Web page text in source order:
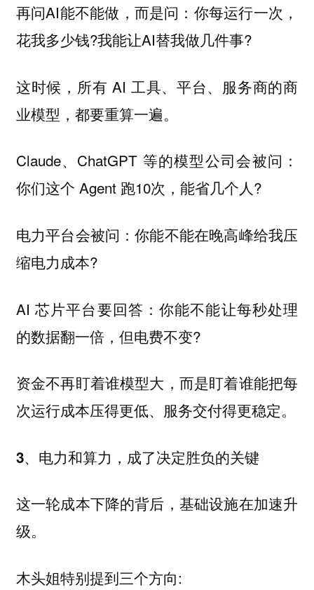
再问AI能不能做，而是问：你每运行一次，
花我多少钱?我能让AI替我做几件事?
这时候，所有 AI 工具、平台、服务商的商
业模型，都要重算一遍。
Claude、ChatGPT 等的模型公司会被问：
你们这个 Agent 跑10次，能省几个人?
电力平台会被问：你能不能在晚高峰给我压
缩电力成本?
AI 芯片平台要回答：你能不能让每秒处理
的数据翻一倍，但电费不变?
资金不再盯着谁模型大，而是盯着谁能把每
次运行成本压得更低、服务交付得更稳定。
3、电力和算力，成了决定胜负的关键
这一轮成本下降的背后，基础设施在加速升
级。
木头姐特别提到三个方向: